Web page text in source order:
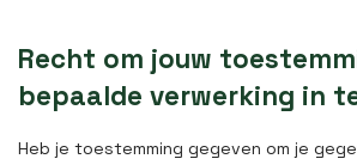
Recht om jouw
bepaalde verwerking in
Heb je toestemming gegeven om je